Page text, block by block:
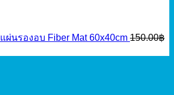
แผ่นรองอบ Fiber Mat 60x40cm 150.00฿